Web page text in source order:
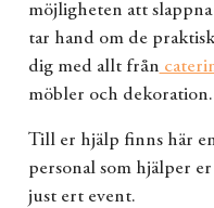
möjligheten att
tar hand om de
dig med allt från
möbler och dekoration.
Till er hjälp finns här
personal som hjälper
just ert event.